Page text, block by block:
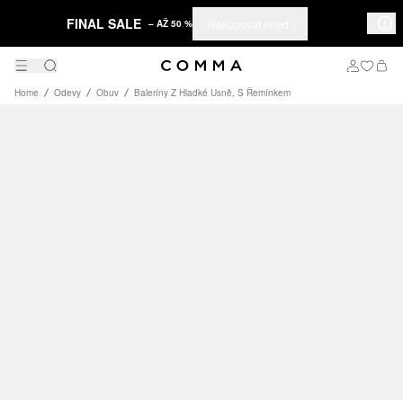
FINAL SALE – AŽ 50 %
Home Odevy Obuv Baleríny Z Hladké Usně, S Řemínkem